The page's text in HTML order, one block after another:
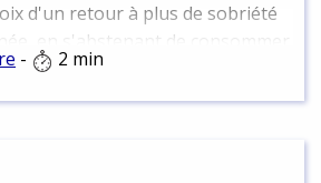
d'un retour à plus de sobriété
en s'abstenant de consommer
mois. C'est ce que l'on appelle le
quels peuvent en être les réels
- 2 min